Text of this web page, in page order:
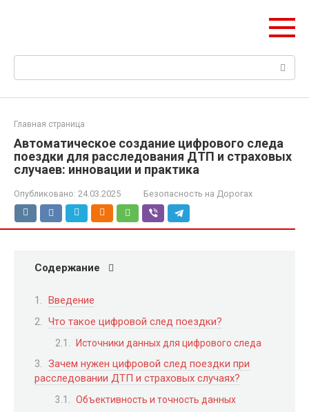
Поиск:
Главная страница
Автоматическое создание цифрового следа
поездки для расследования ДТП и страховых
случаев: инновации и практика
Опубликовано: 24.03.2025 Безопасность на Дорогах
Содержание
Введение
Что такое цифровой след поездки?
Источники данных для цифрового следа
Зачем нужен цифровой след поездки при
расследовании ДТП и страховых случаях?
Объективность и точность данных